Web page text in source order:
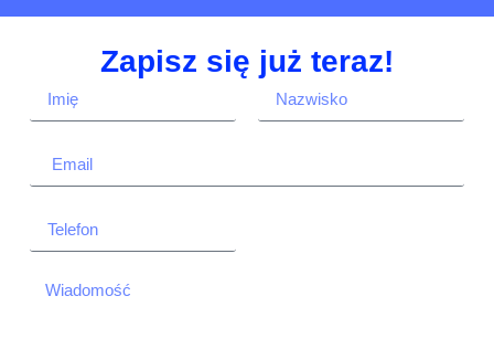
Zapisz się już teraz!